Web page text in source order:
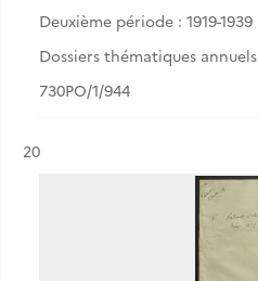
Deuxième période : 1919-1939
Dossiers thématiques annuels
730PO/1/944
Résultat n°
20